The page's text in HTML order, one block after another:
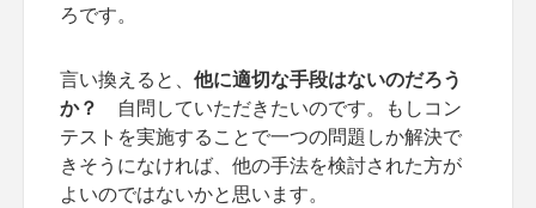
ろです。
言い換えると、 他に適切な手段はないのだろう
か？
自問していただきたいのです。もしコン
テストを実施することで一つの問題しか解決で
きそうになければ、他の手法を検討された方が
よいのではないかと思います。